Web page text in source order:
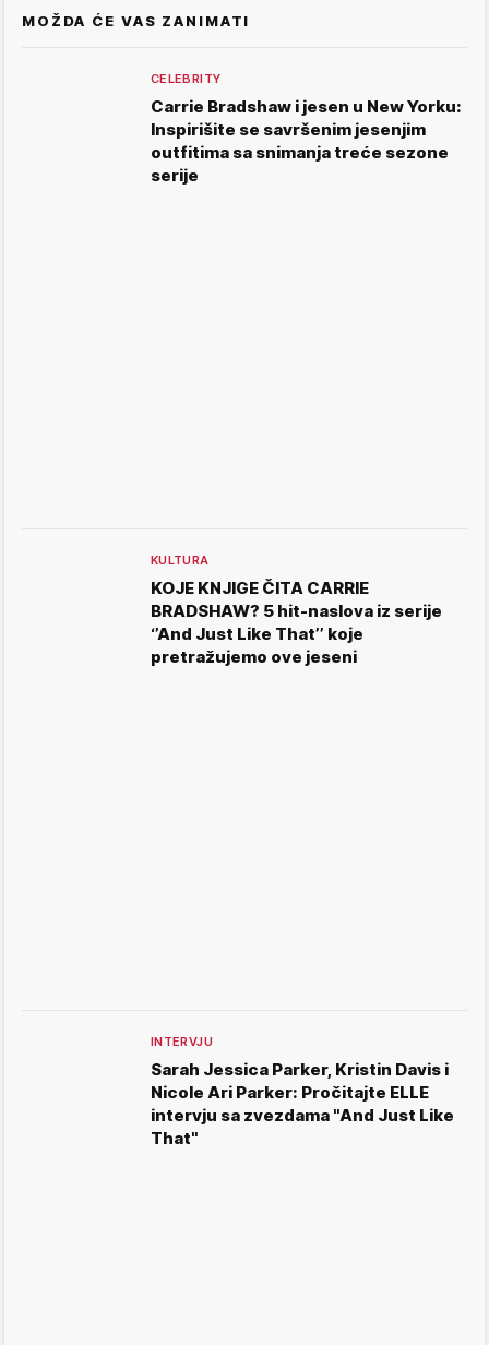
MOŽDA ĆE VAS ZANIMATI
CELEBRITY
Carrie Bradshaw i jesen u New Yorku:
Inspirišite se savršenim jesenjim
outfitima sa snimanja treće sezone
serije
KULTURA
KOJE KNJIGE ČITA CARRIE
BRADSHAW? 5 hit-naslova iz serije
‘’And Just Like That’’ koje
pretražujemo ove jeseni
INTERVJU
Sarah Jessica Parker, Kristin Davis i
Nicole Ari Parker: Pročitajte ELLE
intervju sa zvezdama "And Just Like
That"